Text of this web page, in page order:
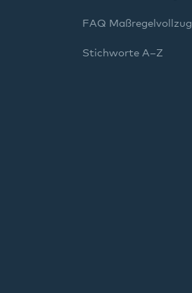
FAQ Maßregelvollzug
Stichworte A–Z